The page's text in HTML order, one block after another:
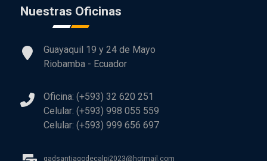
Nuestras Oficinas
Guayaquil 19 y 24 de Mayo
Riobamba - Ecuador
Oficina: (+593) 32 620 251
Celular: (+593) 998 055 559
Celular: (+593) 999 656 697
gadsantiagodecalpi2023@hotmail.com